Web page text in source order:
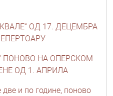
ОД 17. ДЕЦЕМБРА
ПОНОВО НА ОПЕРСКОМ
ОД 1. АПРИЛА
и по године, поново